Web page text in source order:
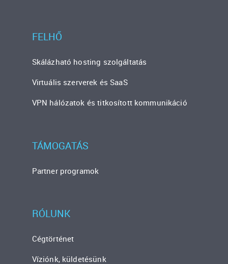
FELHŐ
Skálázható hosting szolgáltatás
Virtuális szerverek és SaaS
VPN hálózatok és titkosított kommunikáció
TÁMOGATÁS
Partner programok
RÓLUNK
Cégtörténet
Víziónk, küldetésünk